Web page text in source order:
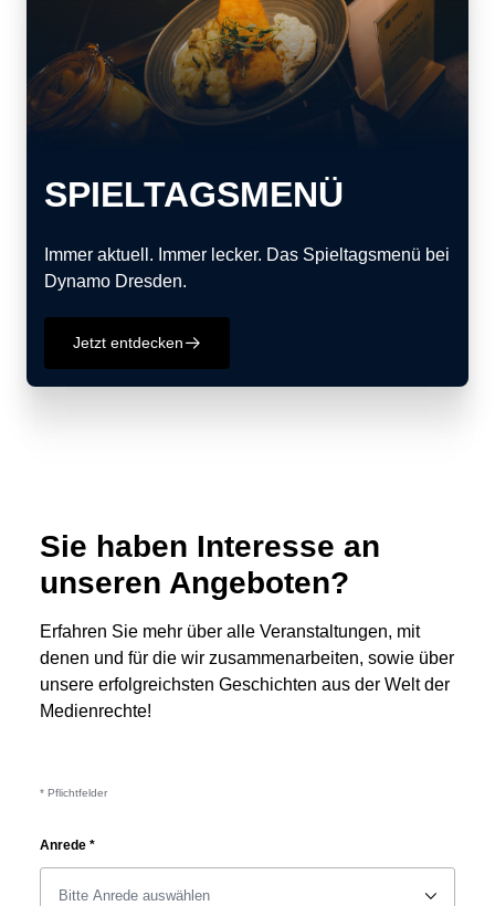
SPIELTAGSMENÜ
Immer aktuell. Immer lecker. Das Spieltagsmenü bei
Dynamo Dresden.
Jetzt entdecken􀄫
Sie haben Interesse an
unseren Angeboten?
Erfahren Sie mehr über alle Veranstaltungen, mit
denen und für die wir zusammenarbeiten, sowie über
unsere erfolgreichsten Geschichten aus der Welt der
Medienrechte!
* Pflichtfelder
Anrede *
􀆈